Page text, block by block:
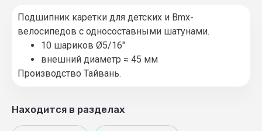
Подшипник каретки для детских и Bmx-
велосипедов с односоставными шатунами.
10 шариков Ø5/16"
внешний диаметр ≈ 45 мм
Производство Тайвань.
Находится в разделах